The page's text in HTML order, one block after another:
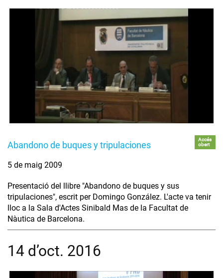
Abandono de buques y tripulaciones
Accés
obert
5 de maig 2009
Presentació del llibre "Abandono de buques y sus
tripulaciones", escrit per Domingo González. L'acte va tenir
lloc a la Sala d'Actes Sinibald Mas de la Facultat de
Nàutica de Barcelona.
14 d’oct. 2016